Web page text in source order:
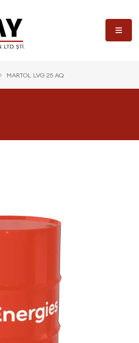
MARTOL LVG 25 AQ